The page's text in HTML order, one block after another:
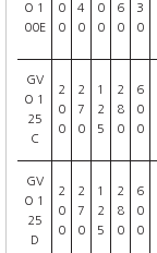
O 1
00E
0
0
4
0
0
0
6
0
3
0
GV
O 1
25
C
2
0
0
2
7
0
1
2
5
2
8
0
6
0
0
GV
O 1
25
D
2
0
0
2
7
0
1
2
5
2
8
0
6
0
0